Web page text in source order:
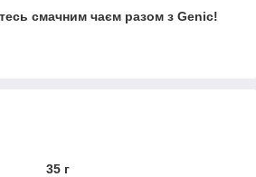
смачним чаєм разом з Genic!
35 г